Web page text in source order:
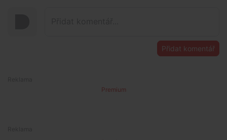
Přidat komentář
Premium